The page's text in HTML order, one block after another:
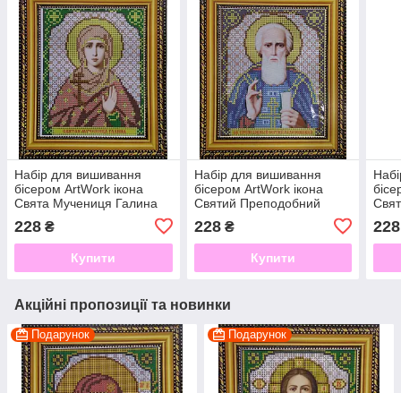
Набір для вишивання
бісером ArtWork ікона
Свята Мучениця Галина
228 ₴
Купити
Набір для вишивання
бісером ArtWork ікона
Святий Преподобний
Сергий Радонежский VIA
5034
228₴
Купити
228
Акційні пропозиції та новинки
Подарунок Подарунок